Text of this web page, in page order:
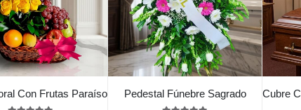
Con Frutas Paraíso Pedestal Fúnebre Sagrado